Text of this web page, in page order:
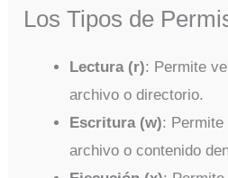
Los Tipos de
Lectura (r): Permite
archivo o directorio.
Escritura (w): Permite
archivo o contenido